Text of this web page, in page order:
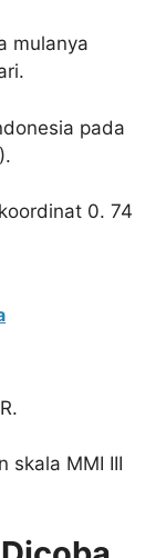
mulanya
pada
0. 74
skala MMI III